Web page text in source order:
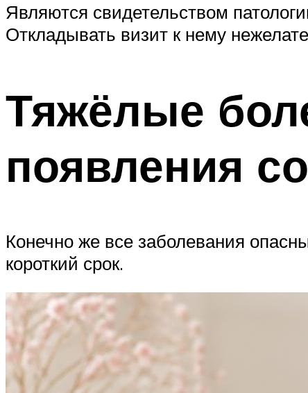
Являются свидетельством
Откладывать визит к нему
Тяжёлые
появления
Конечно же все заболевания
короткий срок.